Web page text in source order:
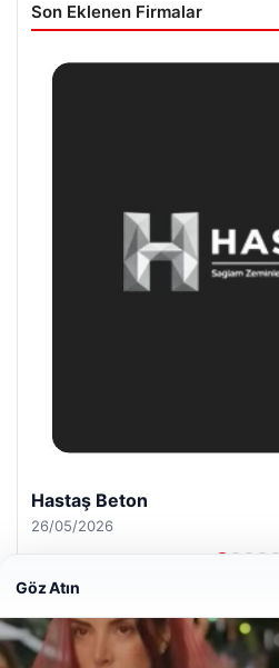
Son Eklenen Firmalar
Enes Kaplan Avukatlık Bürosu
28/04/2026
Göz Atın